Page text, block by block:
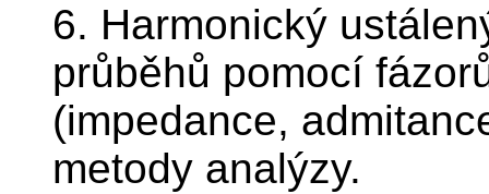
6. Harmonický
průběhů pomocí
(impedance,
metody analýzy.